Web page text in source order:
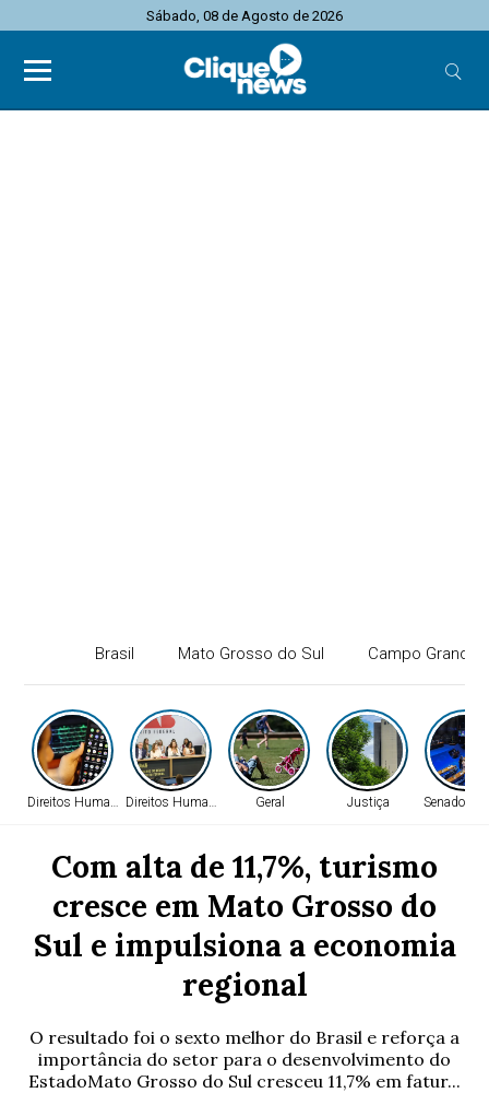
Sábado, 08 de Agosto de 2026
Brasil Mato Grosso do Sul Campo Grande
Direitos HumanosDireitos Humanos Geral Justiça Senado
Com alta de 11,7%, turismo
cresce em Mato Grosso do
Sul e impulsiona a economia
regional
O resultado foi o sexto melhor do Brasil e reforça a
importância do setor para o desenvolvimento do
EstadoMato Grosso do Sul cresceu 11,7% em fatur...